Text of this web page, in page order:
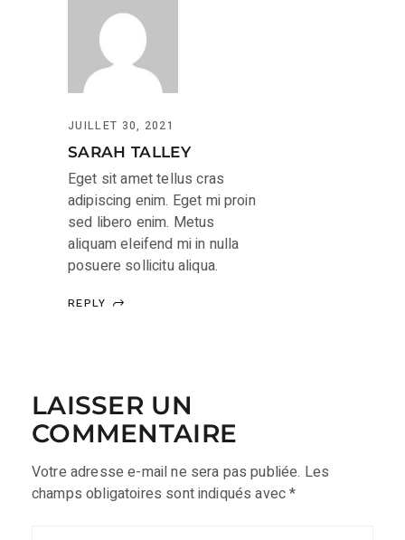
JUILLET 30, 2021
SARAH TALLEY
Eget sit amet tellus cras
adipiscing enim. Eget mi proin
sed libero enim. Metus
aliquam eleifend mi in nulla
posuere sollicitu aliqua.
REPLY
LAISSER UN
COMMENTAIRE
Votre adresse e-mail ne sera pas publiée. Les
champs obligatoires sont indiqués avec*